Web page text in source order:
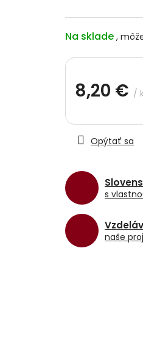
Na sklade
8,20 € /
cena:
s
naše
Opýtať sa